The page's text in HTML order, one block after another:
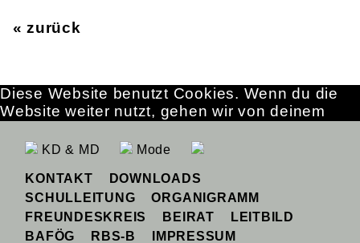
« zurück
KD & MD Mode
KONTAKT
DOWNLOADS
SCHULLEITUNG
ORGANIGRAMM
FREUNDESKREIS
BEIRAT
LEITBILD
BAFÖG
RBS-B IMPRESSUM
Diese Website benutzt Cookies. Wenn du die
Website weiter nutzt, gehen wir von deinem